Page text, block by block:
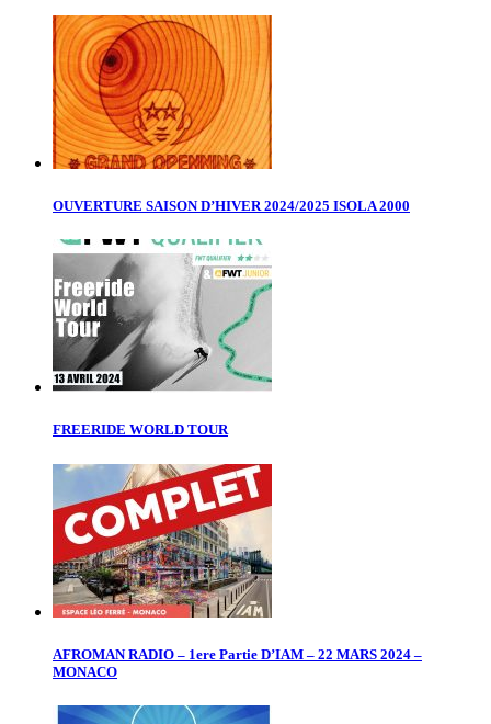
OUVERTURE SAISON D’HIVER 2024/2025 ISOLA 2000
FREERIDE WORLD TOUR
AFROMAN RADIO – 1ere Partie D’IAM – 22 MARS 2024 –
MONACO